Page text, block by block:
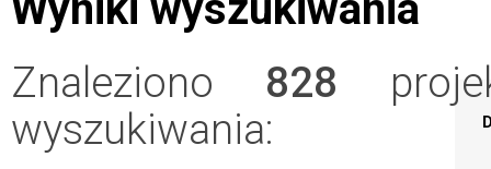
Znaleziono 828
wyszukiwania: